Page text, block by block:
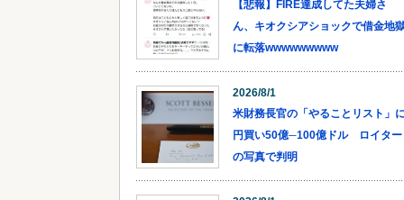
【悲報】FIRE達成してた夫婦さ
ん、キオクシアショックで借金地
に転落wwwwwwwww
2026/8/1
米財務長官の「やることリスト」
円買い50億─100億ドル ロイター
の写真で判明